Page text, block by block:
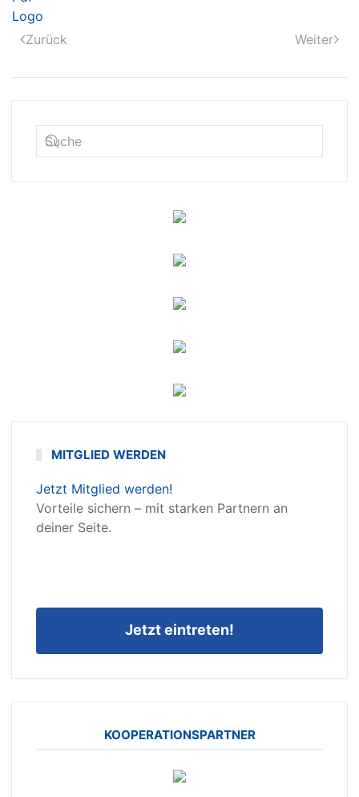
Zurück Weiter
MITGLIED WERDEN
Jetzt Mitglied werden!
Vorteile sichern – mit starken Partnern an
deiner Seite.
Jetzt eintreten!
KOOPERATIONSPARTNER